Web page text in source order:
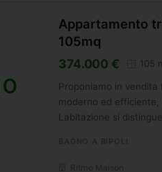
Appartamento
105mq
374.000 € 105
Proponiamo in
moderno ed efficiente,
Labitazione si